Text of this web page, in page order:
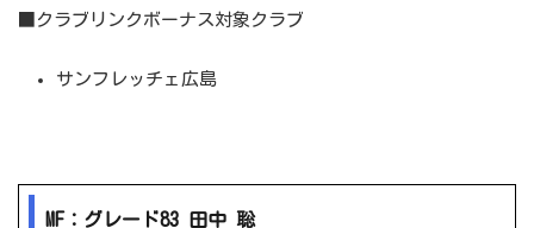
■クラブリンクボーナス対象クラブ
サンフレッチェ広島
MF：グレード83 田中 聡